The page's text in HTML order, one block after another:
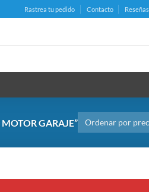
Rastrea tu pedido Contacto Reseñas
GARAJE”